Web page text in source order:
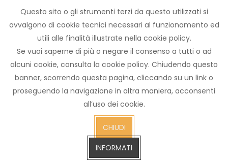
Questo sito o gli strumenti terzi da questo utilizzati si
avvalgono di cookie tecnici necessari al funzionamento ed
utili alle finalità illustrate nella cookie policy.
Se vuoi saperne di più o negare il consenso a tutti o ad
alcuni cookie, consulta la cookie policy. Chiudendo questo
banner, scorrendo questa pagina, cliccando su un link o
proseguendo la navigazione in altra maniera, acconsenti
all’uso dei cookie.
CHIUDI
INFORMATI
Archivio
notizie
Arezzo TV
CERCA SULL'ARCHIVIO FINO A GENNAIO 2023